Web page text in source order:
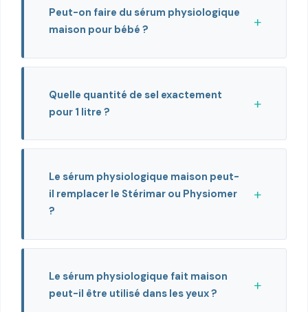
Peut-on faire du sérum physiologique
maison pour bébé ?
Quelle quantité de sel exactement
pour 1 litre ?
Le sérum physiologique maison peut-
il remplacer le Stérimar ou Physiomer
?
Le sérum physiologique fait maison
peut-il être utilisé dans les yeux ?